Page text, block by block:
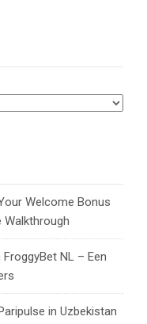
Welcome Bonus
NL – Een
in Uzbekistan